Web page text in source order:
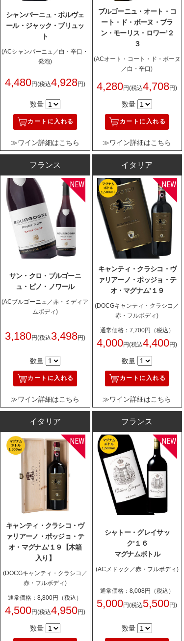
シャンパーニュ・ポルヴェ
ール・ジャック・ブリュッ
ト
(ACシャンパーニュ／白・辛口・
発泡)
4,480円(税込4,928円)
数量
カートに入れる
≫ワイン詳細はこちら
ブルゴーニュ・オート・コ
ート・ド・ボーヌ・ブラ
ン・モーリス・ロワー’２
３
(ACオート・コート・ド・ボーヌ
／白・辛口)
4,280円(税込4,708円)
数量
カートに入れる
≫ワイン詳細はこちら
フランス
サン・クロ・ブルゴーニ
ュ・ピノ・ノワール
(ACブルゴーニュ／赤・ミディア
ムボディ)
3,180円(税込3,498円)
数量
カートに入れる
≫ワイン詳細はこちら
イタリア
キャンティ・クラシコ・ヴ
ァリアーノ・ポッジョ・テ
オ・マグナム’１９
(DOCGキャンティ・クラシコ／
赤・フルボディ)
通常価格：7,700円（税込）
4,000円(税込4,400円)
数量
カートに入れる
≫ワイン詳細はこちら
イタリア
キャンティ・クラシコ・ヴ
ァリアーノ・ポッジョ・テ
オ・マグナム’１９【木箱
入り】
(DOCGキャンティ・クラシコ／
赤・フルボディ)
通常価格：8,800円（税込）
4,500円(税込4,950円)
数量
フランス
シャトー・グレイサッ
ク’１６
マグナムボトル
(ACメドック／赤・フルボディ)
通常価格：8,008円（税込）
5,000円(税込5,500円)
数量